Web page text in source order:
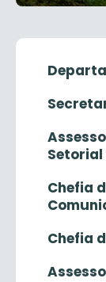
Setorial
Chefia
Chefia